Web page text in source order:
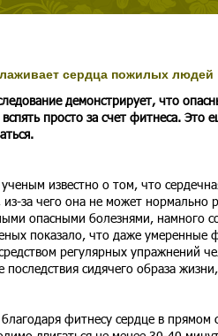
сердца пожилых людей
демонстрирует, что
просто за счет фитнеса. Это
известно о том, что
из-за чего она не может нормально
опасными болезнями, намного
показало, что даже умеренные
регулярных упражнений
последствия сидячего образа
фитнесу сердце в прямом